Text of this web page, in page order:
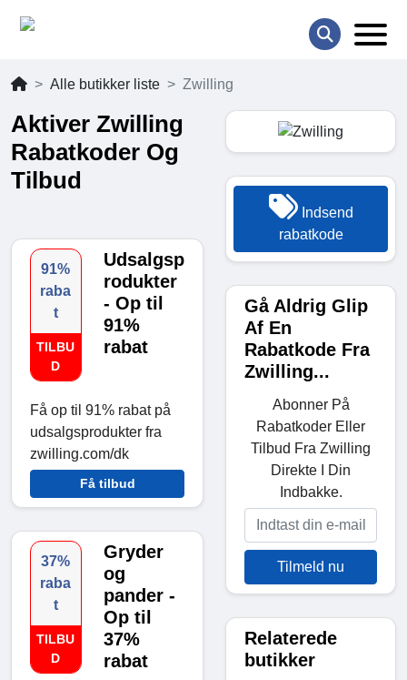
Alle butikker liste Zwilling
Aktiver Zwilling
Rabatkoder Og
Tilbud
91%
raba
t
TILBU
D
Udsalgsp
rodukter
- Op til
91%
rabat
Få op til 91% rabat på
udsalgsprodukter fra
zwilling.com/dk
Få tilbud
37%
raba
t
TILBU
D
Gryder
og
pander -
Op til
37%
rabat
Indsend
rabatkode
Gå Aldrig Glip
Af En
Rabatkode Fra
Zwilling...
Abonner På
Rabatkoder Eller
Tilbud Fra Zwilling
Direkte I Din
Indbakke.
Tilmeld nu
Relaterede
butikker